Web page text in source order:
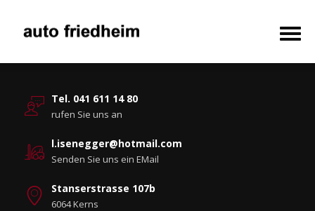
Tel. 041 611 14 80
rufen Sie uns an
l.isenegger@hotmail.com
Senden Sie uns ein EMail
Stanserstrasse 107b
6064 Kerns